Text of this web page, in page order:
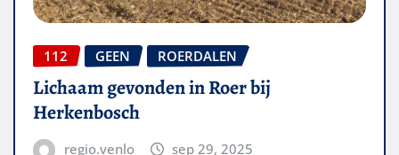
112 GEEN ROERDALEN
Lichaam gevonden in Roer bij
Herkenbosch
regio.venlo sep 29, 2025